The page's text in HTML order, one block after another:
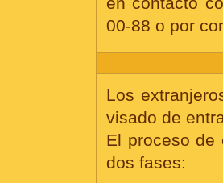
00-88 o por
Los
visado de
El proceso de
dos fases: